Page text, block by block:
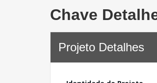
Chave
Projeto Detalhes